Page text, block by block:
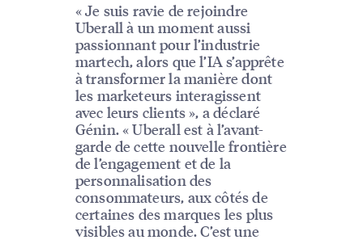
« Je suis ravie de rejoindre
Uberall à un moment aussi
passionnant pour l’industrie
martech, alors que l’IA s’apprête
à transformer la manière dont
les marketeurs interagissent
avec leurs clients », a déclaré
Génin. « Uberall est à l’avant-
garde de cette nouvelle frontière
de l’engagement et de la
personnalisation des
consommateurs, aux côtés de
certaines des marques les plus
visibles au monde. C’est une